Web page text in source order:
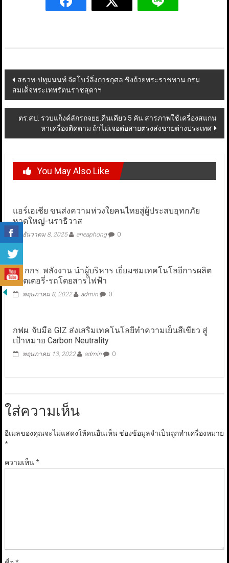
Post
navigation
สธวท-ปทุมนนท์ จัดโบว์ลิ่งการกุศล ชิงถ้วยพระราชทาน กรม
สมเด็จพระเทพรัตนราชสุดาฯ
ตร.สป. รวบแก็งค์ลักรถจยย.คืนเดียว 5 คัน สารภาพใช้เครื่องสแกน
หาเครื่องติดตาม ถ้าไม่เจอต่อสายตรงส่งขายต่างประเทศ
You May Also Like
แอร์เอเชีย ขนส่งความห่วงใยคนไทยสู่ผู้ประสบอุทกภัย
หาดใหญ่-นราธิวาส
ธันวาคม 8, 2025 aneaphong 0
ปธ.กกร. พลังงาน นำผู้บริหาร เยี่ยมชมเทคโนโลยีการผลิต
แบตเตอรี่-รถโดยสารไฟฟ้า
พฤษภาคม 8, 2022 admin 0
กฟผ. จับมือ GIZ ส่งเสริมเทคโนโลยีทำความเย็นสีเขียว สู่
เป้าหมาย Carbon Neutrality
พฤษภาคม 13, 2022 admin 0
ใส่ความเห็น
อีเมลของคุณจะไม่แสดงให้คนอื่นเห็น ช่องข้อมูลจำเป็นถูกทำเครื่องหมาย
*
ความเห็น*